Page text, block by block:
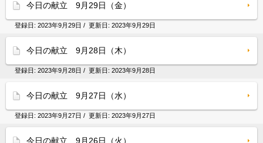
今日の献立 9月29日（金）
登録日: 2023年9月29日 / 更新日: 2023年9月29日
今日の献立 9月28日（木）
登録日: 2023年9月28日 / 更新日: 2023年9月28日
今日の献立 9月27日（水）
登録日: 2023年9月27日 / 更新日: 2023年9月27日
今日の献立 9月26日（火）